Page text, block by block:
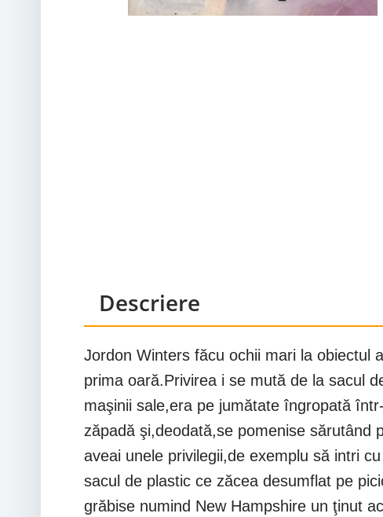
Descriere
Jordon Winters făcu ochii mari la obiectul
prima oară.Privirea i se mută de la sacul
maşinii sale,era pe jumătate îngropată
zăpadă şi,deodată,se pomenise sărutând
aveai unele privilegii,de exemplu să intri
sacul de plastic ce zăcea desumflat pe
grăbise numind New Hampshire un ţinut